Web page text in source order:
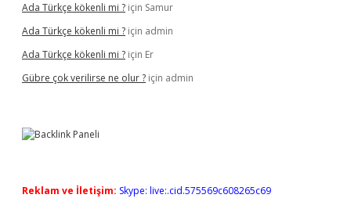
Ada Türkçe kökenli mi ? için Samur
Ada Türkçe kökenli mi ? için admin
Ada Türkçe kökenli mi ? için Er
Gübre çok verilirse ne olur ? için admin
Reklam ve İletişim: Skype: live:.cid.575569c608265c69